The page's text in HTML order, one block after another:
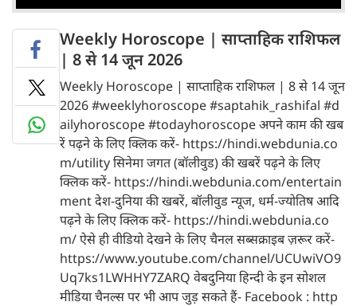
Weekly Horoscope | साप्ताहिक राशिफल
| 8 से 14 जून 2026
Weekly Horoscope | साप्ताहिक राशिफल | 8 से 14 जून
2026 #weeklyhoroscope #saptahik_rashifal #d
ailyhoroscope #todayhoroscope अपने काम की खब
रें पढ़ने के लिए क्लिक करें- https://hindi.webdunia.co
m/utility सिनेमा जगत (बॉलीवुड) की खबरें पढ़ने के लिए
क्लिक करें- https://hindi.webdunia.com/entertain
ment देश-दुनिया की खबरें, बॉलीवुड न्यूज, धर्म-ज्योतिष आदि
पढ़ने के लिए क्लिक करें- https://hindi.webdunia.co
m/ ऐसे ही वीडियो देखने के लिए चैनल सब्सक्राइब ज़रूर करें-
https://www.youtube.com/channel/UCUwiVO9
Uq7ks1LWHHY7ZARQ वेबदुनिया हिन्दी के इन सोशल
मीडिया चैनल्स पर भी आप जुड़ सकते हैं- Facebook : http